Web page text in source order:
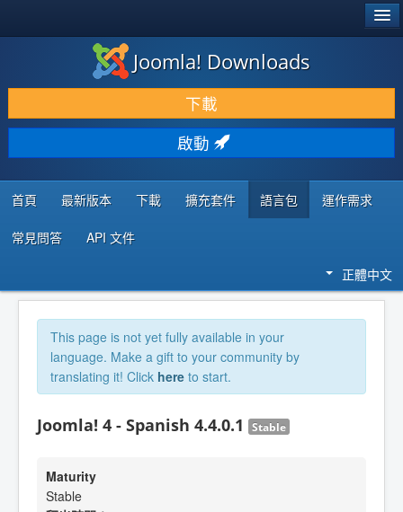
下載 & 擴充
發現 & 學習
社群 & 支援
程式者資源
Joomla! Downloads
下載
啟動
首頁 最新版本 下載 擴充套件 語言包 運作需求
常見問答 API 文件
正體中文
This page is not yet fully available in your
language. Make a gift to your community by
translating it! Click here to start.
Joomla! 4 - Spanish 4.4.0.1 Stable
Maturity
Stable